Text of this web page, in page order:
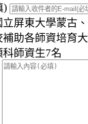
)
屏東大學蒙古
助各師資培育
師資生7名